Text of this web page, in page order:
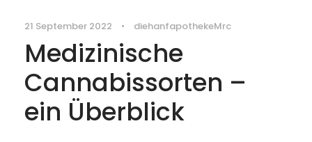
21 September 2022 • diehanfapothekeMrc
Medizinische
Cannabissorten –
ein Überblick